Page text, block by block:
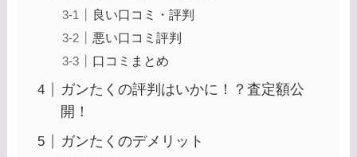
良い口コミ・評判
悪い口コミ評判
口コミまとめ
ガンたくの評判はいかに！？査定額公
開！
ガンたくのデメリット